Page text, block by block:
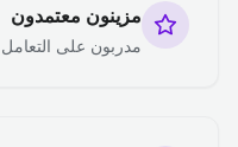
مزينون معتمدون
مدربون على التعامل